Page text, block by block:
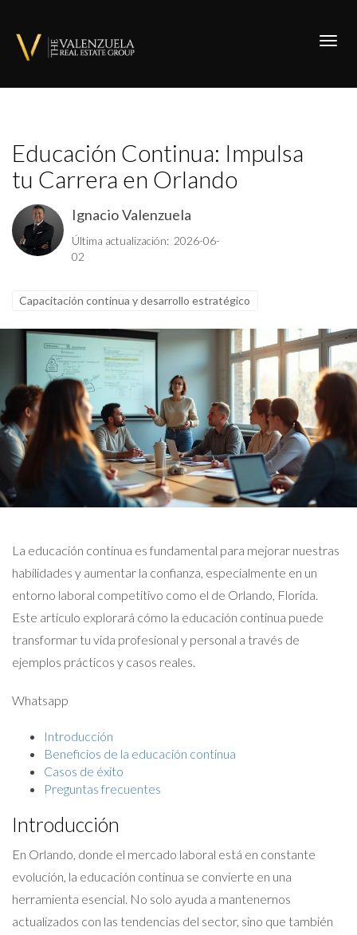
Educación Continua: Impulsa
tu Carrera en Orlando
Ignacio Valenzuela
Última actualización: 2026-06-
02
Capacitación continua y desarrollo estratégico
La educación continua es fundamental para mejorar nuestras
habilidades y aumentar la confianza, especialmente en un
entorno laboral competitivo como el de Orlando, Florida.
Este artículo explorará cómo la educación continua puede
transformar tu vida profesional y personal a través de
ejemplos prácticos y casos reales.
Whatsapp
Introducción
Beneficios de la educación continua
Casos de éxito
Preguntas frecuentes
Introducción
En Orlando, donde el mercado laboral está en constante
evolución, la educación continua se convierte en una
herramienta esencial. No solo ayuda a mantenernos
actualizados con las tendencias del sector, sino que también